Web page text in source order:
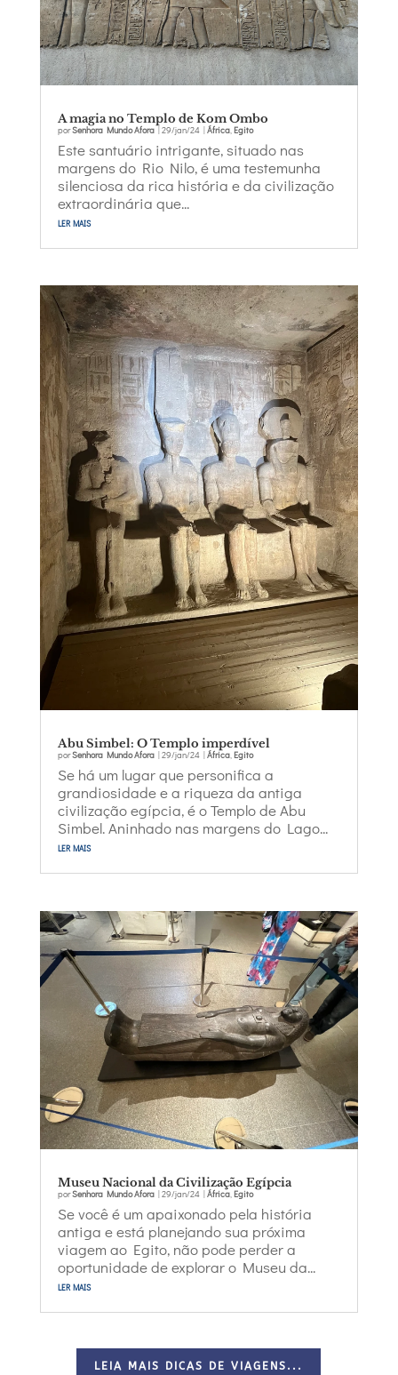
A magia no Templo de Kom Ombo
porSenhora Mundo Afora| 29/jan/24| África, Egito
Este santuário intrigante, situado nas
margens do Rio Nilo, é uma testemunha
silenciosa da rica história e da civilização
extraordinária que...
ler mais
Abu Simbel: O Templo imperdível
porSenhora Mundo Afora| 29/jan/24| África, Egito
Se há um lugar que personifica a
grandiosidade e a riqueza da antiga
civilização egípcia, é o Templo de Abu
Simbel. Aninhado nas margens do Lago...
ler mais
Museu Nacional da Civilização Egípcia
porSenhora Mundo Afora| 29/jan/24| África, Egito
Se você é um apaixonado pela história
antiga e está planejando sua próxima
viagem ao Egito, não pode perder a
oportunidade de explorar o Museu da...
ler mais
LEIA MAIS DICAS DE VIAGENS...